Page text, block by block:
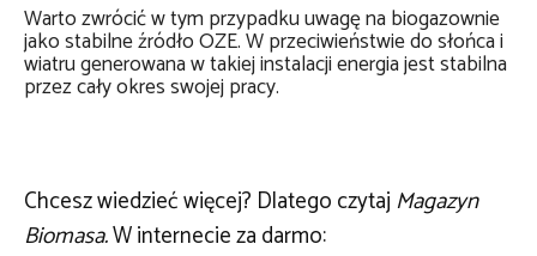
Warto zwrócić w tym przypadku uwagę na biogazownie
jako stabilne źródło OZE. W przeciwieństwie do słońca i
wiatru generowana w takiej instalacji energia jest stabilna
przez cały okres swojej pracy.
Chcesz wiedzieć więcej? Dlatego czytajMagazyn
Biomasa.W internecie za darmo: